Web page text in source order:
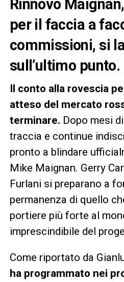
Rinnovo
per il faccia a
commissioni, si
sull’ultimo
Il conto alla rovescia
atteso del mercato
terminare. Dopo mesi
traccia e continue
pronto a blindare
Mike Maignan. Gerry
Furlani si preparano a
permanenza di quello
portiere più forte al
imprescindibile del
Come riportato da
ha programmato nei